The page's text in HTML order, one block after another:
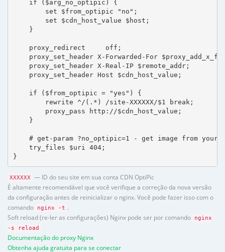
    if ($arg_no_optipic) {
        set $from_optipic "no";
        set $cdn_host_value $host;
    }
    proxy_redirect     off;
proxy_set_header X-Forwarded-For
    proxy_set_header X-Real-IP $remote_addr;
    proxy_set_header Host $cdn_host_value;
    if ($from_optipic = "yes") {
        rewrite ^/(.*) /site-XXXXXX/$1 break;
        proxy_pass http://$cdn_host_value;
    }
# get-param ?no_optipic=1 - get image from your
    try_files $uri 404;
}
XXXXXX
— ID do seu site em sua conta CDN OptiPic
É altamente recomendável que você verifique a correção da nova versão
da configuração antes de reinicializar o nginx. Você pode fazer isso com o
comando
nginx -t .
Soft reload (re-ler as configurações) Nginx pode ser por comando
nginx
-s reload
Documentação do proxy Nginx
Obtenha ajuda gratuita para se conectar